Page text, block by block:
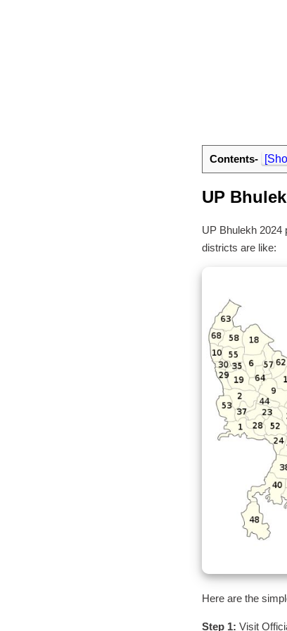
Contents-
UP
UP Bhulekh 2024
districts are like:
Here are the
Step 1: Visit